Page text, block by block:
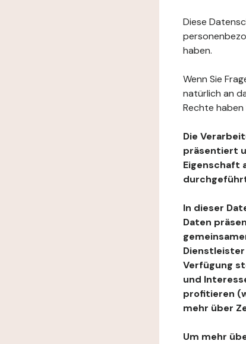
Diese
haben.
Wenn Sie
natürlich an
Rechte haben
Die
präsentiert
Eigenschaft
In dieser
Daten
Verfügung
und
profitieren
mehr über
Um mehr